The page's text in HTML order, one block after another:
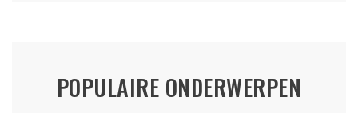
POPULAIRE ONDERWERPEN